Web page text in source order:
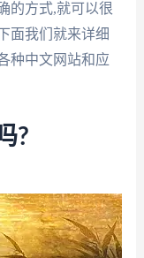
的方式,就可以很
面我们就来详细
种中文网站和应
?